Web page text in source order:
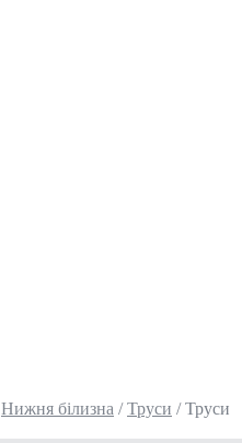
Нижня білизна /Труси /Труси